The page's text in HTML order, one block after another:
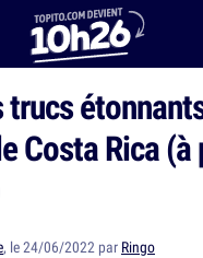
trucs
Costa Rica
, le 24/06/2022 par Ringo